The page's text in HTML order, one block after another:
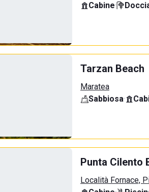
Cabine·
Tarzan Beach
Maratea
Sabbiosa·
Punta Cilento
Località Fornace,